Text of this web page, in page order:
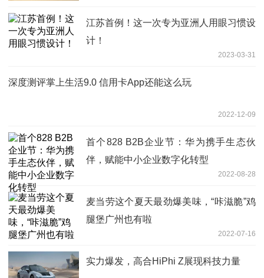
江苏首例！这一次专为亚洲人用眼习惯设
计！
2023-03-31
深度测评掌上生活9.0 信用卡App还能这么玩
2022-12-09
首个828 B2B企业节：华为携手生态伙
伴，赋能中小企业数字化转型
2022-08-28
麦当劳这个夏天最劲爆美味，“咔滋脆”鸡
腿堡广州也有啦
2022-07-16
实力爆发，高合HiPhi Z展现科技力量